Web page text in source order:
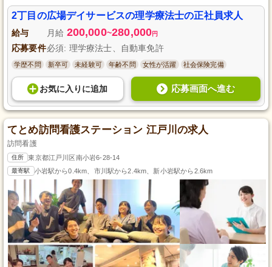
丁寧な訓練計画を立て、実施していただきます。また、楽しいレクリエーシ
ョン活動のサポートや送迎業務もお任せします。資格があれば未経験者も歓
迎し、充実した社員教育でサポートします。社会保険や各種手当も整ってお
り、安心して長く続けられる職場です。
2丁目の広場デイサービスの理学療法士の正社員求人
給与 月給 200,000~280,000円
応募要件必須: 理学療法士、自動車免許
学歴不問 新卒可 未経験可 年齢不問 女性が活躍 社会保険完備
お気に入り に追加 応募画面へ進む
てとめ訪問看護ステーション 江戸川の求人
訪問看護
住所 東京都江戸川区南小岩6-28-14
最寄駅 小岩駅から0.4km、市川駅から2.4km、新小岩駅から2.6km